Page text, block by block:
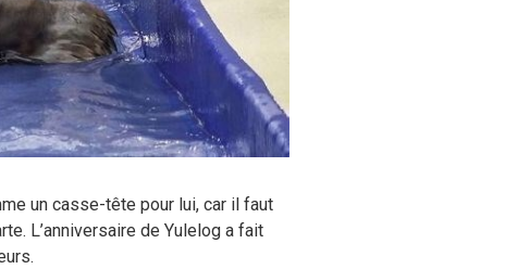
un casse-tête pour lui, car il faut
L’anniversaire de Yulelog a fait